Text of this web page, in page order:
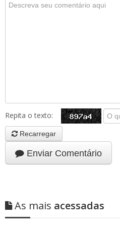
Repita o texto:
Recarregar
Enviar Comentário
As mais acessadas